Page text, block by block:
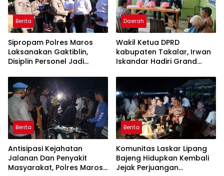
Berita
Sipropam Polres Maros
Laksanakan Gaktiblin,
Disiplin Personel Jadi
Daerah
Wakil Ketua DPRD
kabupaten Takalar, Irwan
Iskandar Hadiri Grand
Pertama di Takalar,
Melayani Terapis Gratis
untuk Pasien Dhuafa dan
umum.
Berita
Antisipasi Kejahatan
Jalanan Dan Penyakit
Masyarakat, Polres Maros
Berita
Komunitas Laskar Lipang
Bajeng Hidupkan Kembali
Jejak Perjuangan